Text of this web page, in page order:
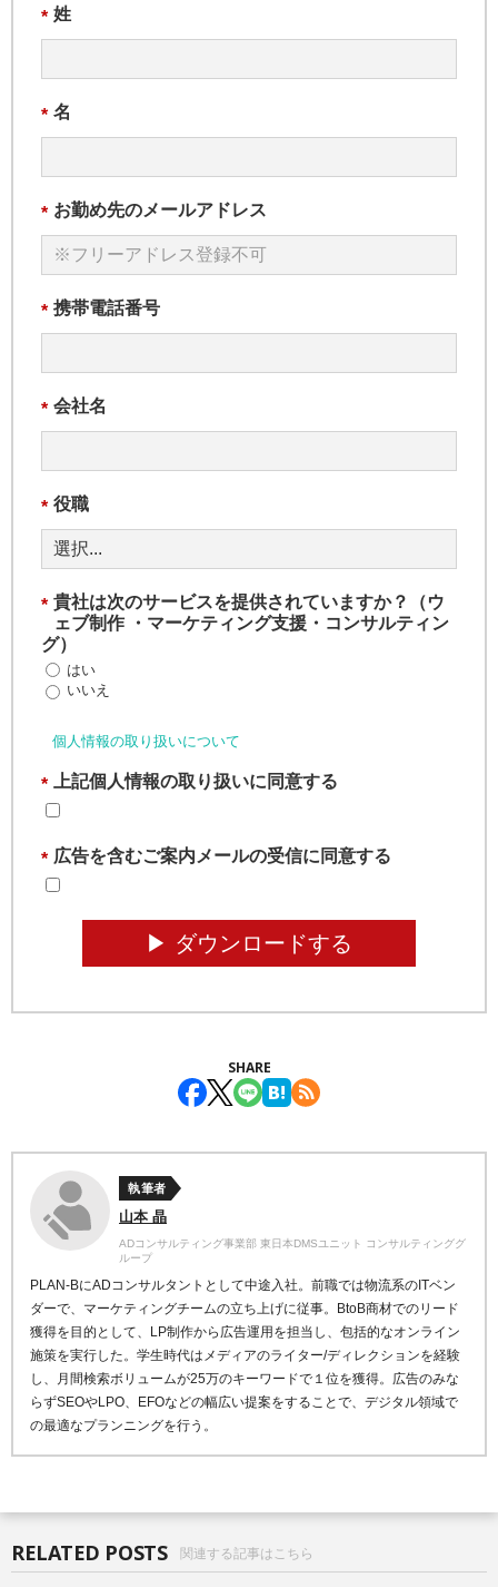
* 姓
* 名
* お勤め先のメールアドレス
* 携帯電話番号
* 会社名
* 役職
* 貴社は次のサービスを提供されていますか？（ウ
ェブ制作 ・マーケティング支援・コンサルティン
グ）
はい
いいえ
個人情報の取り扱いについて
* 上記個人情報の取り扱いに同意する
* 広告を含むご案内メールの受信に同意する
▶︎ ダウンロードする
SHARE
執筆者
山本 晶
ADコンサルティング事業部 東日本DMSユニット コンサルティンググ
ループ
PLAN-BにADコンサルタントとして中途入社。前職では物流系のITベン
ダーで、マーケティングチームの立ち上げに従事。BtoB商材でのリード
獲得を目的として、LP制作から広告運用を担当し、包括的なオンライン
施策を実行した。学生時代はメディアのライター/ディレクションを経験
し、月間検索ボリュームが25万のキーワードで１位を獲得。広告のみな
らずSEOやLPO、EFOなどの幅広い提案をすることで、デジタル領域で
の最適なプランニングを行う。
RELATED POSTS 関連する記事はこちら